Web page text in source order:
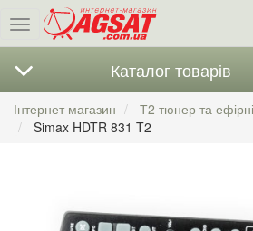
Меню
Каталог товарів
Інтернет магазин
Т2 тюнер та
Simax HDTR 831 T2